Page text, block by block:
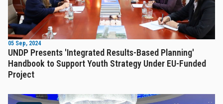
05 Sep, 2024
UNDP Presents 'Integrated Results-Based Planning'
Handbook to Support Youth Strategy Under EU-Funded
Project